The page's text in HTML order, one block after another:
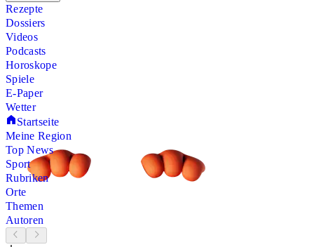
Rezepte
Dossiers
Videos
Podcasts
Horoskope
Spiele
E-Paper
Wetter
Startseite
Meine Region
Top News
Sport
Rubriken
Orte
Themen
Autoren